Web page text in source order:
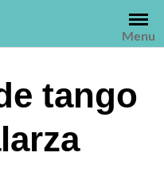
Menu
tango